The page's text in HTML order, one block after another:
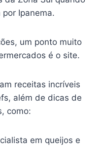
Ipanema.
um ponto muito
é o site.
receitas incríveis
além de dicas de
como:
em queijos e